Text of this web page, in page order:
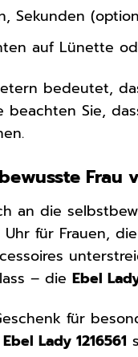
Sekunden
auf Lünette
bedeutet,
Sie,
Frau
an die
für Frauen,
– dieEbel
für
Ebel Lady 1216561